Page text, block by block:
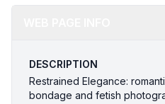
DESCRIPTION
Restrained Elegance:
bondage and fetish